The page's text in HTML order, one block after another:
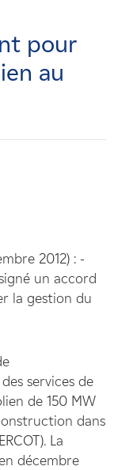
pour
au
2012) : -
un accord
la gestion du
services de
de 150 MW
dans
La
décembre